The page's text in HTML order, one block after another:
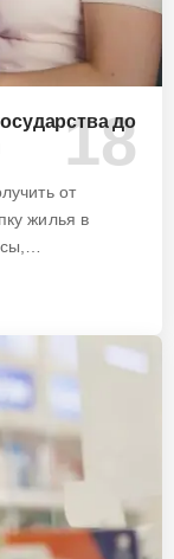
до
от
жилья в